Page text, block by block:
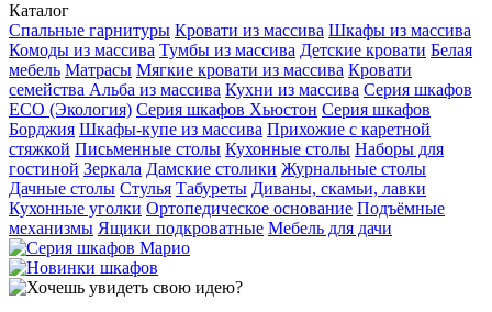
Каталог
Спальные гарнитуры Кровати из массива Шкафы из массива
Комоды из массива Тумбы из массива Детские кровати Белая
мебель Матрасы Мягкие кровати из массива Кровати
семейства Альба из массива Кухни из массива Серия шкафов
ECO (Экология) Серия шкафов Хьюстон Серия шкафов
Борджия Шкафы-купе из массива Прихожие с каретной
стяжкой Письменные столы Кухонные столы Наборы для
гостиной Зеркала Дамские столики Журнальные столы
Дачные столы Стулья Табуреты Диваны, скамьи, лавки
Кухонные уголки Ортопедическое основание Подъёмные
механизмы Ящики подкроватные Мебель для дачи